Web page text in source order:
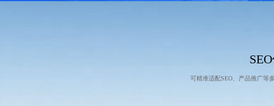
可精准适配SEO、产品推广等